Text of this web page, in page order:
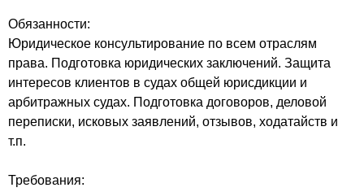
Обязанности:
Юридическое консультирование по всем отраслям
права. Подготовка юридических заключений. Защита
интересов клиентов в судах общей юрисдикции и
арбитражных судах. Подготовка договоров, деловой
переписки, исковых заявлений, отзывов, ходатайств и
т.п.
Требования: